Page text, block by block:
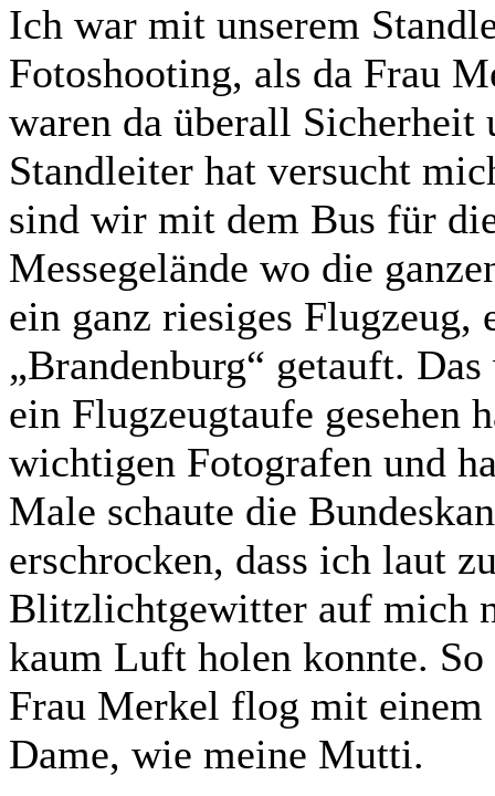
Ich war mit unserem
Fotoshooting, als da Frau
waren da überall
Standleiter hat versucht
sind wir mit dem Bus für
Messegelände wo die
ein ganz riesiges Flugzeug,
„Brandenburg“ getauft.
ein Flugzeugtaufe gesehen
wichtigen Fotografen und
Male schaute die
erschrocken, dass ich laut
Blitzlichtgewitter auf mich
kaum Luft holen konnte.
Frau Merkel flog mit einem
Dame, wie meine Mutti.